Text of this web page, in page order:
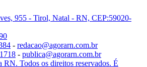
955 - Tirol, Natal - RN, CEP:59020-
- redacao@agorarn.com.br
- publica@agorarn.com.br
Todos os direitos reservados. É